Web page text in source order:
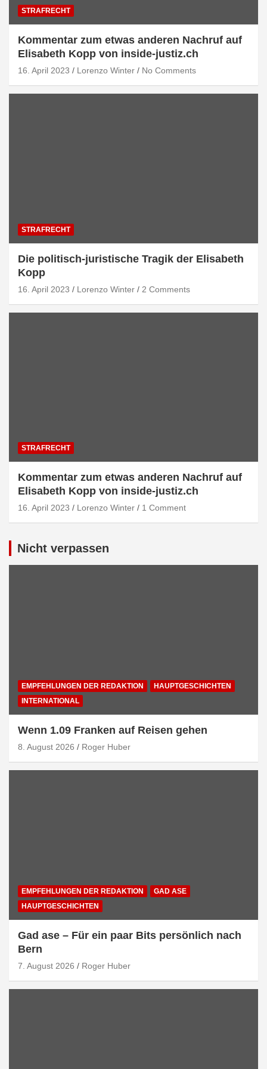
STRAFRECHT
Kommentar zum etwas anderen Nachruf auf
Elisabeth Kopp von inside-justiz.ch
16. April 2023 Lorenzo Winter No Comments
STRAFRECHT
Die politisch-juristische Tragik der Elisabeth
Kopp
16. April 2023 Lorenzo Winter 2 Comments
STRAFRECHT
Kommentar zum etwas anderen Nachruf auf
Elisabeth Kopp von inside-justiz.ch
16. April 2023 Lorenzo Winter 1 Comment
Nicht verpassen
EMPFEHLUNGEN DER REDAKTION
HAUPTGESCHICHTEN
INTERNATIONAL
Wenn 1.09 Franken auf Reisen gehen
8. August 2026 Roger Huber
EMPFEHLUNGEN DER REDAKTION
GAD ASE
HAUPTGESCHICHTEN
Gad ase – Für ein paar Bits persönlich nach
Bern
7. August 2026 Roger Huber